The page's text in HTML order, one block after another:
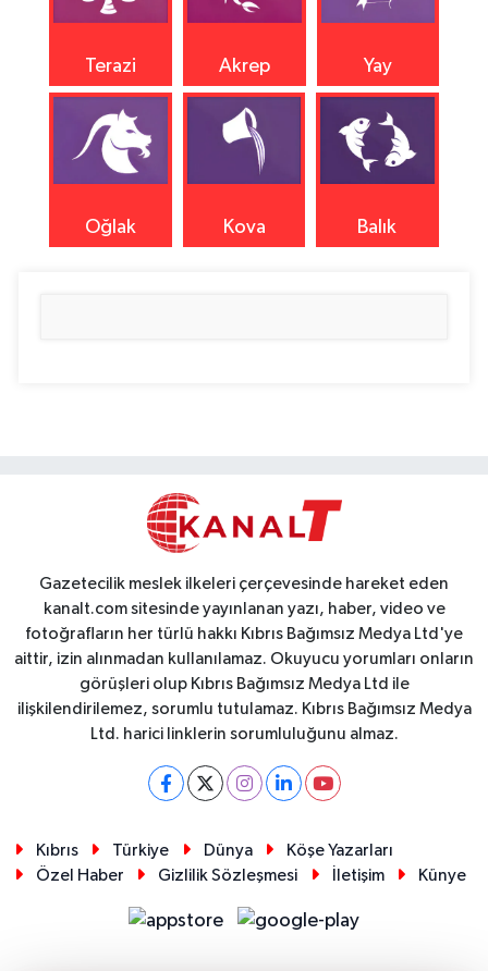
Terazi Akrep Yay
Oğlak Kova Balık
Gazetecilik meslek ilkeleri çerçevesinde hareket eden
kanalt.com sitesinde yayınlanan yazı, haber, video ve
fotoğrafların her türlü hakkı Kıbrıs Bağımsız Medya Ltd'ye
aittir, izin alınmadan kullanılamaz. Okuyucu yorumları onların
görüşleri olup Kıbrıs Bağımsız Medya Ltd ile
ilişkilendirilemez, sorumlu tutulamaz. Kıbrıs Bağımsız Medya
Ltd. harici linklerin sorumluluğunu almaz.
Kıbrıs Türkiye Dünya
Köşe Yazarları
Özel Haber
Gizlilik Sözleşmesi İletişim Künye